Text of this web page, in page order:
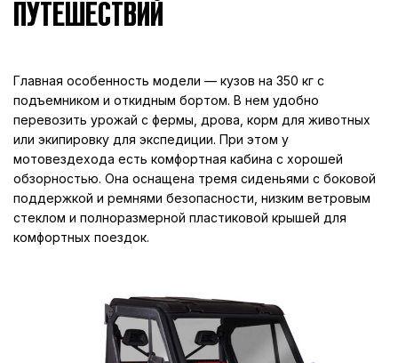
ПУТЕШЕСТВИЙ
Главная особенность модели — кузов на 350 кг с
подъемником и откидным бортом. В нем удобно
перевозить урожай с фермы, дрова, корм для животных
или экипировку для экспедиции. При этом у
мотовездехода есть комфортная кабина с хорошей
обзорностью. Она оснащена тремя сиденьями с боковой
поддержкой и ремнями безопасности, низким ветровым
стеклом и полноразмерной пластиковой крышей для
комфортных поездок.